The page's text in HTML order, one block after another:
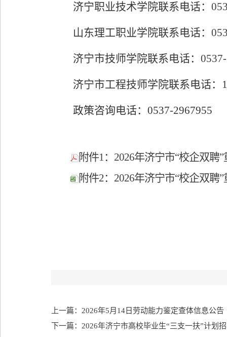
济宁职业技术学院联系电话：
山东理工职业学院联系电话：
济宁市技师学院联系电话： 0537-
济宁市工程技师学院联系电话：
政策咨询电话： 0537-2967955
附件1：2026年济宁市“校企双聘
附件2：2026年济宁市“校企双聘
上一篇：2026年5月14日劳动能力鉴定查体信息公告
下一篇：2026年济宁市高校毕业生“三支一扶”计划